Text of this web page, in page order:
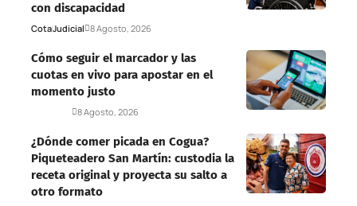
con discapacidad
CotaJudicial 8 Agosto, 2026
Cómo seguir el marcador y las
cuotas en vivo para apostar en el
momento justo
8 Agosto, 2026
¿Dónde comer picada en Cogua?
Piqueteadero San Martín: custodia la
receta original y proyecta su salto a
otro formato